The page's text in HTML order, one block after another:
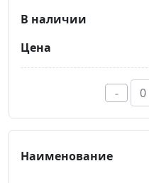
-